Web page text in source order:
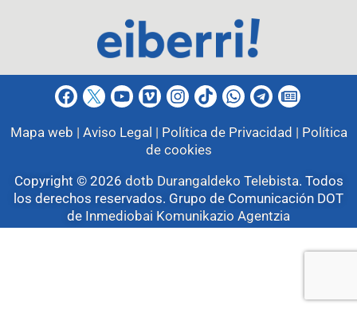
Mapa web | Aviso Legal | Política de Privacidad | Política
de cookies
Copyright © 2026 dotb Durangaldeko Telebista. Todos
los derechos reservados. Grupo de Comunicación DOT
de Inmediobai Komunikazio Agentzia